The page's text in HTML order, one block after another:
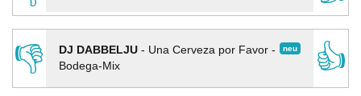
👎
neu
DJ DABBELJU- Una Cerveza por Favor -
Bodega-Mix
👍